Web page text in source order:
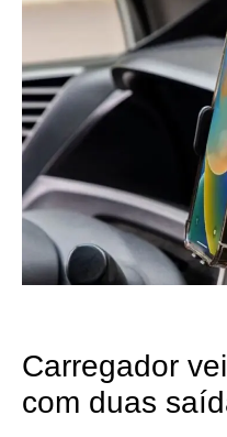
Carregador
com duas